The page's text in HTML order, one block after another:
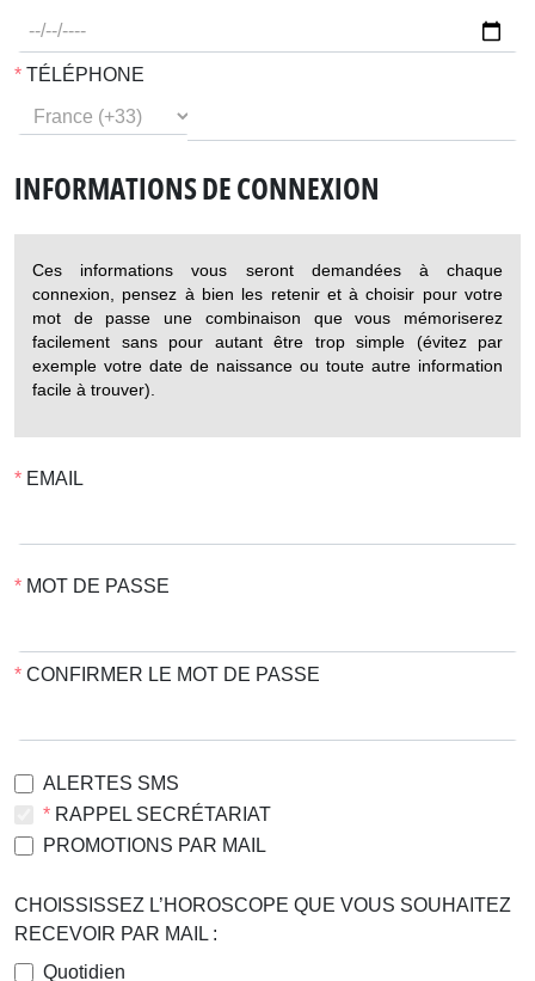
TÉLÉPHONE
INFORMATIONS DE CONNEXION
Ces informations vous seront demandées à chaque
connexion, pensez à bien les retenir et à choisir pour votre
mot de passe une combinaison que vous mémoriserez
facilement sans pour autant être trop simple (évitez par
exemple votre date de naissance ou toute autre information
facile à trouver).
EMAIL
MOT DE PASSE
CONFIRMER LE MOT DE PASSE
ALERTES SMS
RAPPEL SECRÉTARIAT
PROMOTIONS PAR MAIL
CHOISSISSEZ L’HOROSCOPE QUE VOUS SOUHAITEZ
RECEVOIR PAR MAIL :
Quotidien